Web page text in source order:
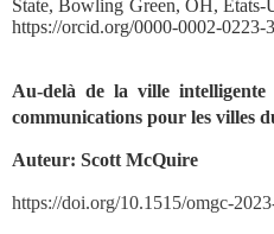
State, Bowling Green, OH, États-
https://orcid.org/0000-0002-0223-
Au-delà de la ville
communications pour les villes
Auteur: Scott McQuire
https://doi.org/10.1515/omgc-